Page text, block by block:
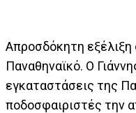
Απροσδόκητη
Παναθηναϊκό. Ο
εγκαταστάσεις της
ποδοσφαιριστές την